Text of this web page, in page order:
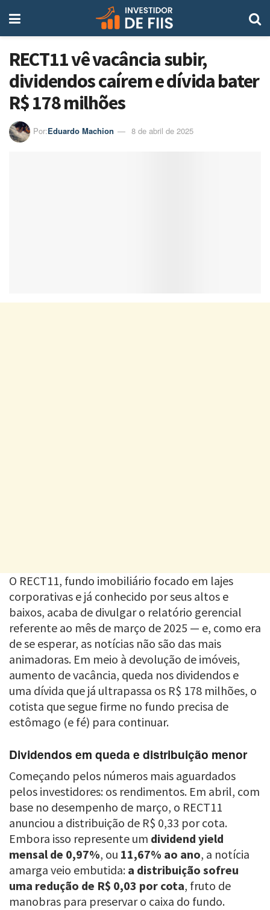
RECT11 vê vacância subir,
dividendos caírem e dívida bater
R$ 178 milhões
Por:Eduardo Machion 8 de abril de 2025
O RECT11, fundo imobiliário focado em lajes
corporativas e já conhecido por seus altos e
baixos, acaba de divulgar o relatório gerencial
referente ao mês de março de 2025 — e, como era
de se esperar, as notícias não são das mais
animadoras. Em meio à devolução de imóveis,
aumento de vacância, queda nos dividendos e
uma dívida que já ultrapassa os R$ 178 milhões, o
cotista que segue firme no fundo precisa de
estômago (e fé) para continuar.
Dividendos em queda e distribuição menor
Começando pelos números mais aguardados
pelos investidores: os rendimentos. Em abril, com
base no desempenho de março, o RECT11
anunciou a distribuição de R$ 0,33 por cota.
Embora isso represente um dividend yield
mensal de 0,97%, ou 11,67% ao ano, a notícia
amarga veio embutida: a distribuição sofreu
uma redução de R$ 0,03 por cota, fruto de
manobras para preservar o caixa do fundo.